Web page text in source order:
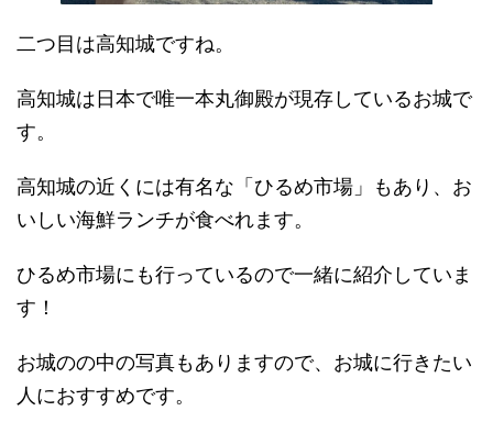
二つ目は高知城ですね。
高知城は日本で唯一本丸御殿が現存しているお城で
す。
高知城の近くには有名な「ひるめ市場」もあり、お
いしい海鮮ランチが食べれます。
ひるめ市場にも行っているので一緒に紹介していま
す！
お城のの中の写真もありますので、お城に行きたい
人におすすめです。